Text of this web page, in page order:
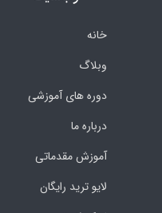
خانه
وبلاگ
دوره های آموزشی
درباره ما
آموزش مقدماتی
لایو ترید رایگان